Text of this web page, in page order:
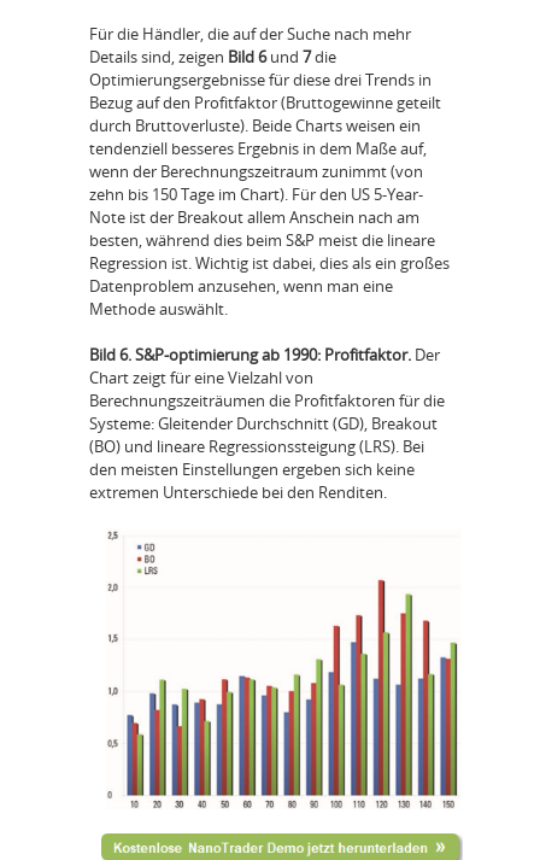
Für die Händler, die auf der Suche nach mehr
Details sind, zeigen Bild 6und 7die
Optimierungsergebnisse für diese drei Trends in
Bezug auf den Profitfaktor (Bruttogewinne geteilt
durch Bruttoverluste). Beide Charts weisen ein
tendenziell besseres Ergebnis in dem Maße auf,
wenn der Berechnungszeitraum zunimmt (von
zehn bis 150 Tage im Chart). Für den US 5-Year-
Note ist der Breakout allem Anschein nach am
besten, während dies beim S&P meist die lineare
Regression ist. Wichtig ist dabei, dies als ein großes
Datenproblem anzusehen, wenn man eine
Methode auswählt.
Bild 6. S&P-optimierung ab 1990: Profitfaktor. Der
Chart zeigt für eine Vielzahl von
Berechnungszeiträumen die Profitfaktoren für die
Systeme: Gleitender Durchschnitt (GD), Breakout
(BO) und lineare Regressionssteigung (LRS). Bei
den meisten Einstellungen ergeben sich keine
extremen Unterschiede bei den Renditen.